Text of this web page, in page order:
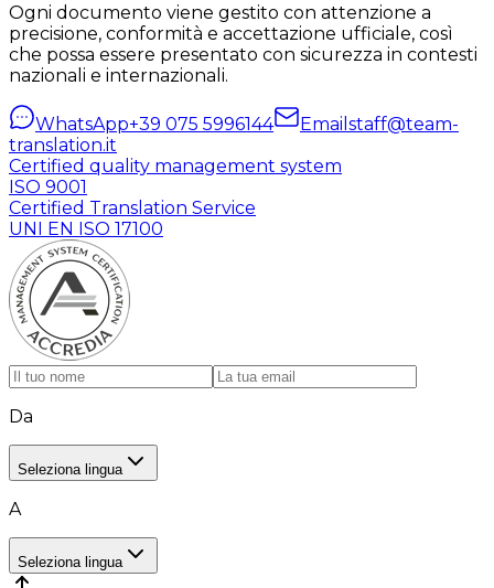
Ogni documento viene gestito con attenzione a
precisione, conformità e accettazione ufficiale, così
che possa essere presentato con sicurezza in contesti
nazionali e internazionali.
WhatsApp+39 075 5996144 Email staff@team-
translation.it
Certified quality management system
ISO 9001
Certified Translation Service
UNI EN ISO 17100
Da
Seleziona lingua
A
Seleziona lingua